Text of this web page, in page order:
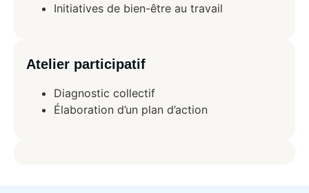
Initiatives de bien-être au travail
Atelier participatif
Diagnostic collectif
Élaboration d’un plan d’action